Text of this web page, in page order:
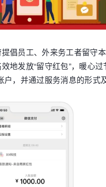
倡员工、外来务工者留守
地发放“留守红包”，暖心
，并通过服务消息的形式